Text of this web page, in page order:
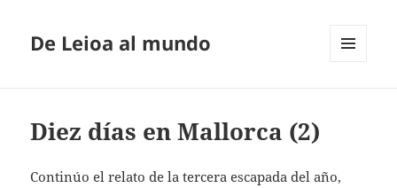
De Leioa al mundo
Diez días en Mallorca (2)
Continúo el relato de la tercera escapada del año,